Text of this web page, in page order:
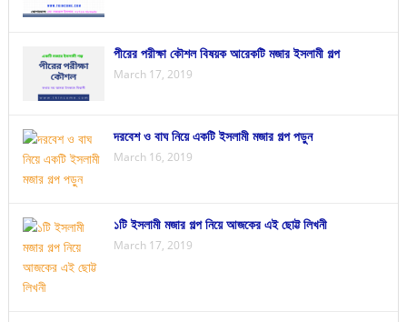
পীরের পরীক্ষা কৌশল বিষয়ক আরেকটি মজার ইসলামী গল্প
March 17, 2019
দরবেশ ও বাঘ নিয়ে একটি ইসলামী মজার গল্প পড়ুন
March 16, 2019
১টি ইসলামী মজার গল্প নিয়ে আজকের এই ছোট্ট লিখনী
March 17, 2019